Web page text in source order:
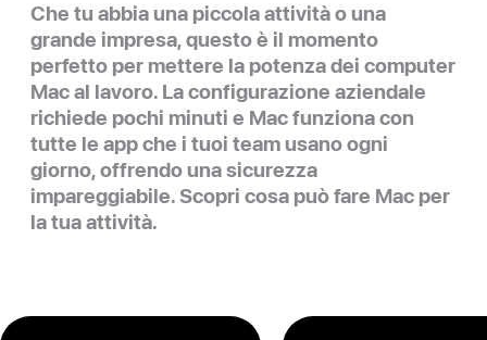
Che tu abbia una piccola attività o una
grande impresa, questo è il momento
perfetto per mettere la potenza dei computer
Mac al lavoro. La configurazione aziendale
richiede pochi minuti e Mac funziona con
tutte le app che i tuoi team usano ogni
giorno, offrendo una sicurezza
impareggiabile. Scopri cosa può fare Mac per
la tua attività.